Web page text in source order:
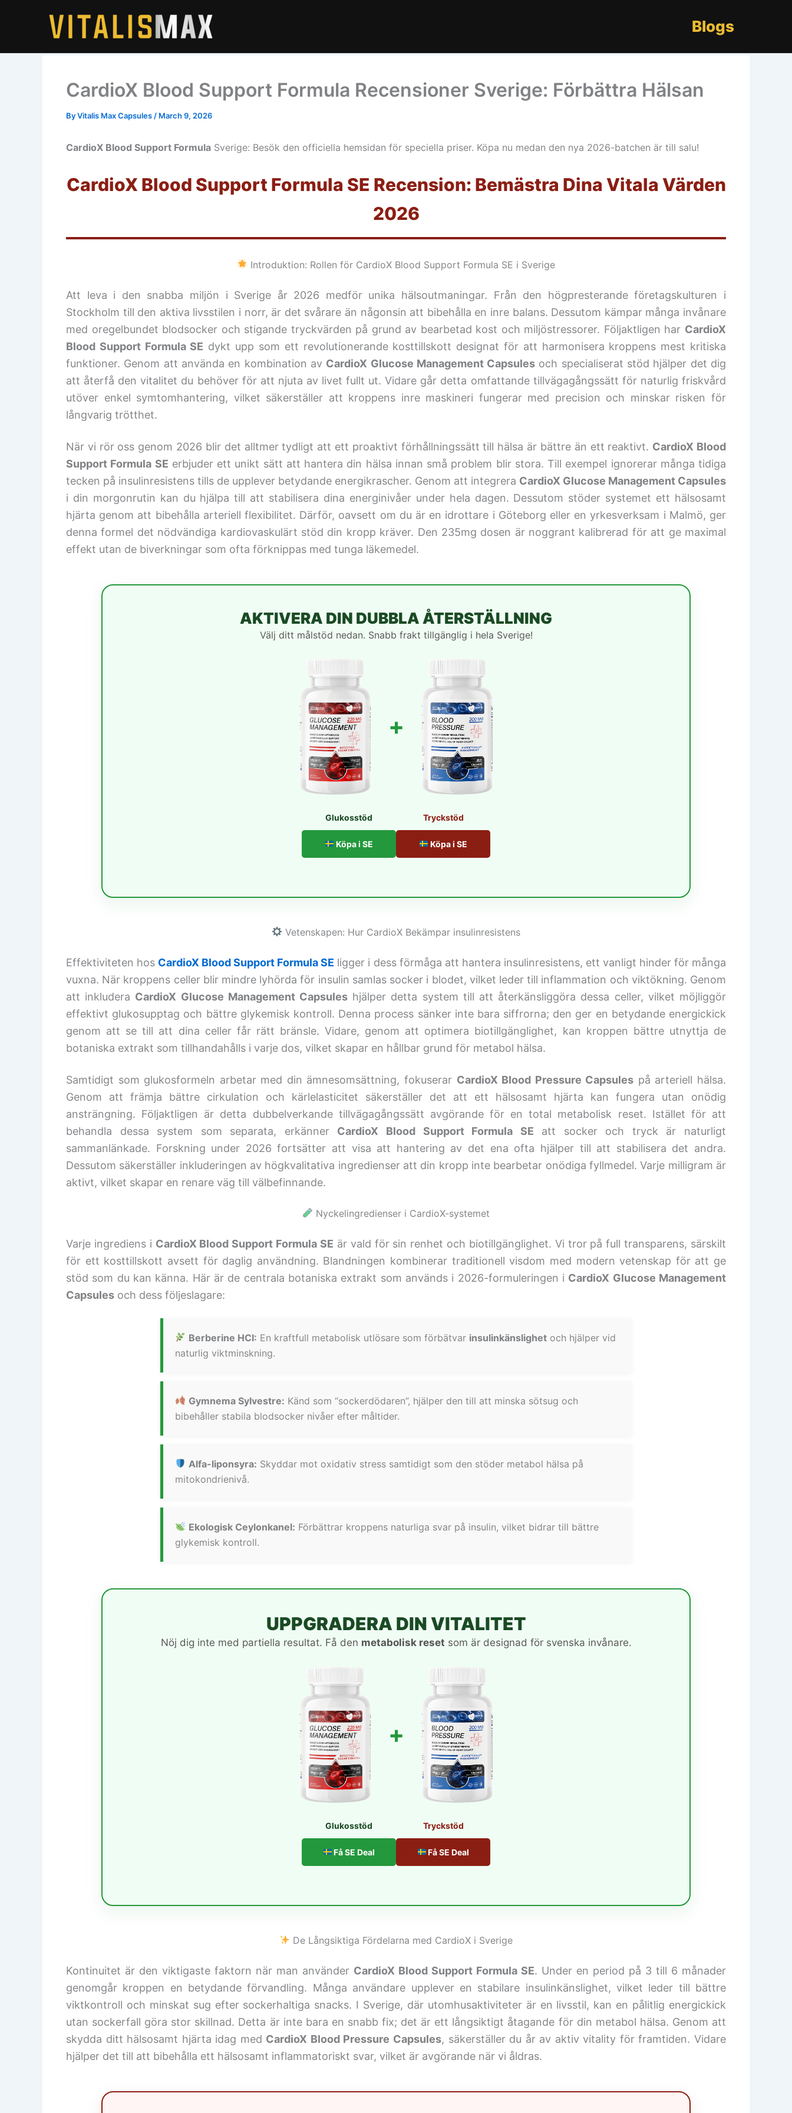
Blogs
CardioX Blood Support Formula Recensioner Sverige: Förbättra Hälsan
ByVitalis Max Capsules / March 9, 2026
CardioX Blood Support Formula Sverige: Besök den officiella hemsidan för speciella priser. Köpa nu medan den nya 2026-batchen är till salu!
CardioX Blood Support Formula SE Recension: Bemästra Dina Vitala Värden
2026
Introduktion: Rollen för CardioX Blood Support Formula SE i Sverige
Att leva i den snabba miljön i Sverige år 2026 medför unika hälsoutmaningar. Från den högpresterande företagskulturen i
Stockholm till den aktiva livsstilen i norr, är det svårare än någonsin att bibehålla en inre balans. Dessutom kämpar många invånare
med oregelbundet blodsocker och stigande tryckvärden på grund av bearbetad kost och miljöstressorer. Följaktligen har CardioX
Blood Support Formula SE dykt upp som ett revolutionerande kosttillskott designat för att harmonisera kroppens mest kritiska
funktioner. Genom att använda en kombination av CardioX Glucose Management Capsules och specialiserat stöd hjälper det dig
att återfå den vitalitet du behöver för att njuta av livet fullt ut. Vidare går detta omfattande tillvägagångssätt för naturlig friskvård
utöver enkel symtomhantering, vilket säkerställer att kroppens inre maskineri fungerar med precision och minskar risken för
långvarig trötthet.
När vi rör oss genom 2026 blir det alltmer tydligt att ett proaktivt förhållningssätt till hälsa är bättre än ett reaktivt. CardioX Blood
Support Formula SE erbjuder ett unikt sätt att hantera din hälsa innan små problem blir stora. Till exempel ignorerar många tidiga
tecken på insulinresistens tills de upplever betydande energikrascher. Genom att integrera CardioX Glucose Management Capsules
i din morgonrutin kan du hjälpa till att stabilisera dina energinivåer under hela dagen. Dessutom stöder systemet ett hälsosamt
hjärta genom att bibehålla arteriell flexibilitet. Därför, oavsett om du är en idrottare i Göteborg eller en yrkesverksam i Malmö, ger
denna formel det nödvändiga kardiovaskulärt stöd din kropp kräver. Den 235mg dosen är noggrant kalibrerad för att ge maximal
effekt utan de biverkningar som ofta förknippas med tunga läkemedel.
AKTIVERA DIN DUBBLA ÅTERSTÄLLNING
Välj ditt målstöd nedan. Snabb frakt tillgänglig i hela Sverige!
+
Glukosstöd
Köpa i SE
Tryckstöd
Köpa i SE
Vetenskapen: Hur CardioX Bekämpar insulinresistens
Effektiviteten hos CardioX Blood Support Formula SE ligger i dess förmåga att hantera insulinresistens, ett vanligt hinder för många
vuxna. När kroppens celler blir mindre lyhörda för insulin samlas socker i blodet, vilket leder till inflammation och viktökning. Genom
att inkludera CardioX Glucose Management Capsules hjälper detta system till att återkänsliggöra dessa celler, vilket möjliggör
effektivt glukosupptag och bättre glykemisk kontroll. Denna process sänker inte bara siffrorna; den ger en betydande energickick
genom att se till att dina celler får rätt bränsle. Vidare, genom att optimera biotillgänglighet, kan kroppen bättre utnyttja de
botaniska extrakt som tillhandahålls i varje dos, vilket skapar en hållbar grund för metabol hälsa.
Samtidigt som glukosformeln arbetar med din ämnesomsättning, fokuserar CardioX Blood Pressure Capsules på arteriell hälsa.
Genom att främja bättre cirkulation och kärlelasticitet säkerställer det att ett hälsosamt hjärta kan fungera utan onödig
ansträngning. Följaktligen är detta dubbelverkande tillvägagångssätt avgörande för en total metabolisk reset. Istället för att
behandla dessa system som separata, erkänner CardioX Blood Support Formula SE att socker och tryck är naturligt
sammanlänkade. Forskning under 2026 fortsätter att visa att hantering av det ena ofta hjälper till att stabilisera det andra.
Dessutom säkerställer inkluderingen av högkvalitativa ingredienser att din kropp inte bearbetar onödiga fyllmedel. Varje milligram är
aktivt, vilket skapar en renare väg till välbefinnande.
Nyckelingredienser i CardioX-systemet
Varje ingrediens i CardioX Blood Support Formula SE är vald för sin renhet och biotillgänglighet. Vi tror på full transparens, särskilt
för ett kosttillskott avsett för daglig användning. Blandningen kombinerar traditionell visdom med modern vetenskap för att ge
stöd som du kan känna. Här är de centrala botaniska extrakt som används i 2026-formuleringen i CardioX Glucose Management
Capsules och dess följeslagare:
Berberine HCI: En kraftfull metabolisk utlösare som förbätvar insulinkänslighet och hjälper vid
naturlig viktminskning.
Gymnema Sylvestre: Känd som “sockerdödaren”, hjälper den till att minska sötsug och
bibehåller stabila blodsocker nivåer efter måltider.
Alfa-liponsyra: Skyddar mot oxidativ stress samtidigt som den stöder metabol hälsa på
mitokondrienivå.
Ekologisk Ceylonkanel: Förbättrar kroppens naturliga svar på insulin, vilket bidrar till bättre
glykemisk kontroll.
UPPGRADERA DIN VITALITET
Nöj dig inte med partiella resultat. Få den metabolisk reset som är designad för svenska invånare.
+
Glukosstöd
Få SE Deal
Tryckstöd
Få SE Deal
De Långsiktiga Fördelarna med CardioX i Sverige
Kontinuitet är den viktigaste faktorn när man använder CardioX Blood Support Formula SE. Under en period på 3 till 6 månader
genomgår kroppen en betydande förvandling. Många användare upplever en stabilare insulinkänslighet, vilket leder till bättre
viktkontroll och minskat sug efter sockerhaltiga snacks. I Sverige, där utomhusaktiviteter är en livsstil, kan en pålitlig energickick
utan sockerfall göra stor skillnad. Detta är inte bara en snabb fix; det är ett långsiktigt åtagande för din metabol hälsa. Genom att
skydda ditt hälsosamt hjärta idag med CardioX Blood Pressure Capsules, säkerställer du år av aktiv vitality för framtiden. Vidare
hjälper det till att bibehålla ett hälsosamt inflammatoriskt svar, vilket är avgörande när vi åldras.